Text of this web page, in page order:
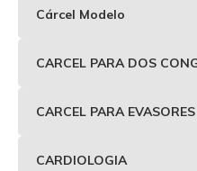
Cárcel Modelo
CARCEL PARA DOS
CARCEL PARA
CARDIOLOGIA